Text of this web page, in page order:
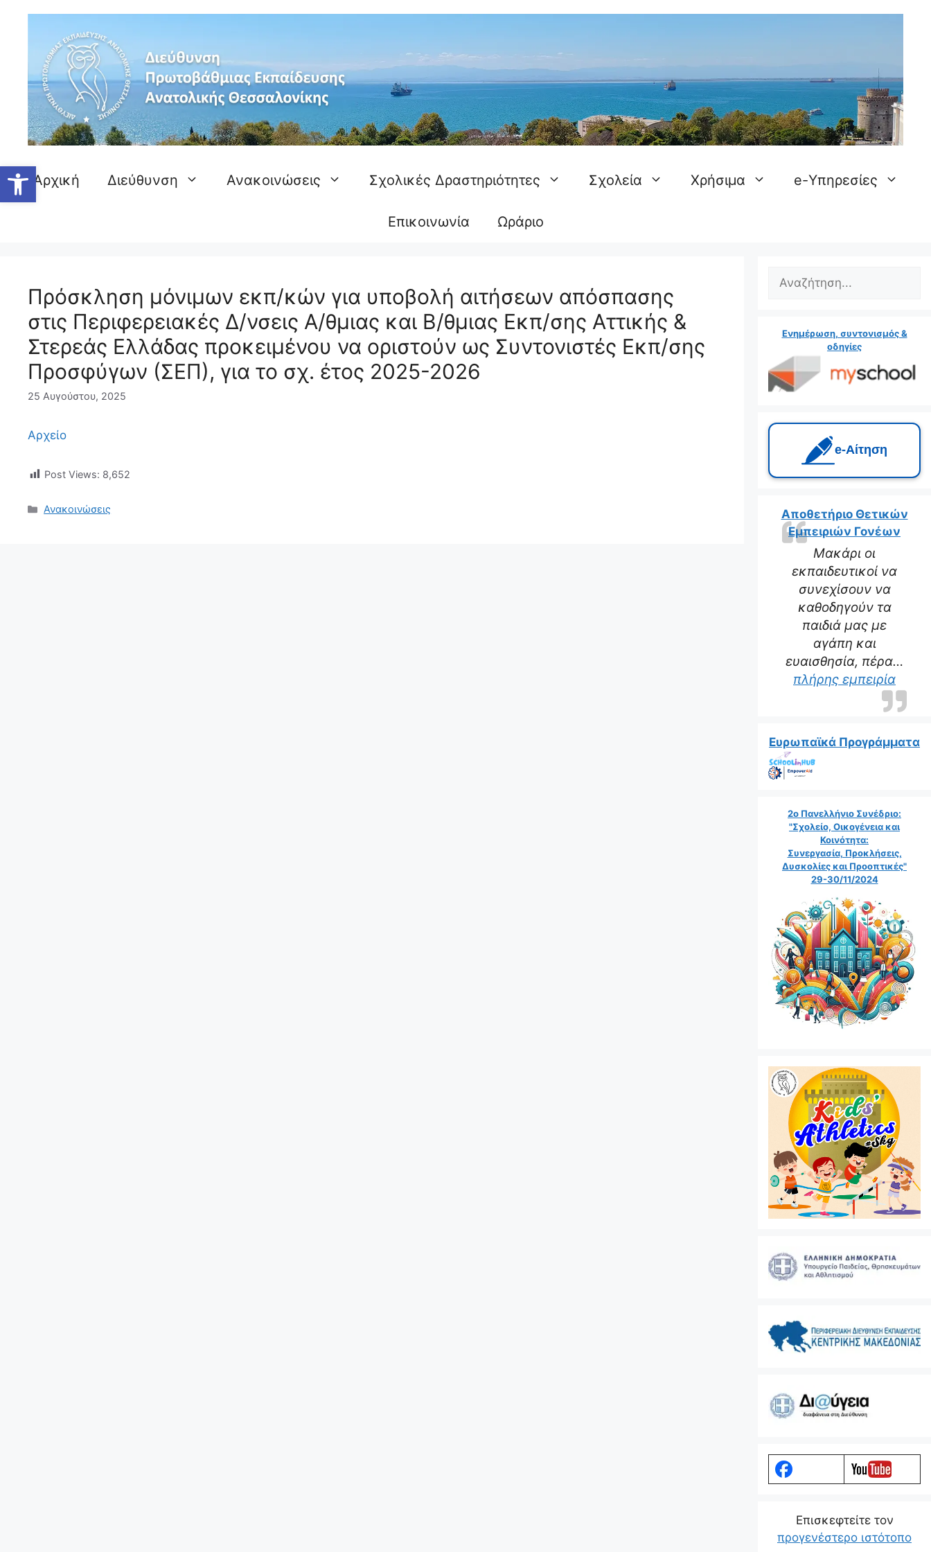
Ανοίξτε τη γραμμή εργαλείων
Αρχική Διεύθυνση Ανακοινώσεις Σχολικές Δραστηριότητες Σχολεία Χρήσιμα e-Υπηρεσίες
Επικοινωνία Ωράριο
Πρόσκληση μόνιμων εκπ/κών για υποβολή αιτήσεων απόσπασης
στις Περιφερειακές Δ/νσεις Α/θμιας και Β/θμιας Εκπ/σης Αττικής &
Στερεάς Ελλάδας προκειμένου να οριστούν ως Συντονιστές Εκπ/σης
Προσφύγων (ΣΕΠ), για το σχ. έτος 2025-2026
25 Αυγούστου, 2025
Αρχείο
Post Views: 8,652
Ανακοινώσεις
Ενημέρωση, συντονισμός &
οδηγίες
e‑Αίτηση
Μακάρι οι
εκπαιδευτικοί να
συνεχίσουν να
καθοδηγούν τα
παιδιά μας με
αγάπη και
ευαισθησία, πέρα…
πλήρης εμπειρία
Αποθετήριο Θετικών
Εμπειριών Γονέων
Ευρωπαϊκά Προγράμματα
2ο Πανελλήνιο Συνέδριο:
"Σχολείο, Οικογένεια και
Κοινότητα:
Συνεργασία, Προκλήσεις,
Δυσκολίες και Προοπτικές"
29-30/11/2024
Eπισκεφτείτε τον
προγενέστερο ιστότοπο